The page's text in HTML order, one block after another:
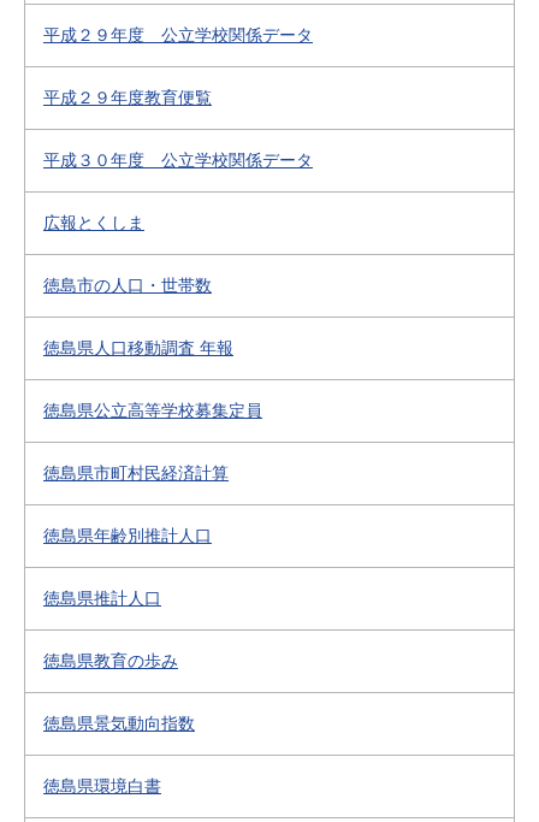
平成２９年度 公立学校関係データ
平成２９年度教育便覧
平成３０年度 公立学校関係データ
広報とくしま
徳島市の人口・世帯数
徳島県人口移動調査 年報
徳島県公立高等学校募集定員
徳島県市町村民経済計算
徳島県年齢別推計人口
徳島県推計人口
徳島県教育の歩み
徳島県景気動向指数
徳島県環境白書